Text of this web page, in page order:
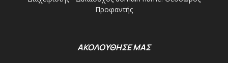
Προφαντής
ΑΚΟΛΟΥΘΗΣΕ ΜΑΣ